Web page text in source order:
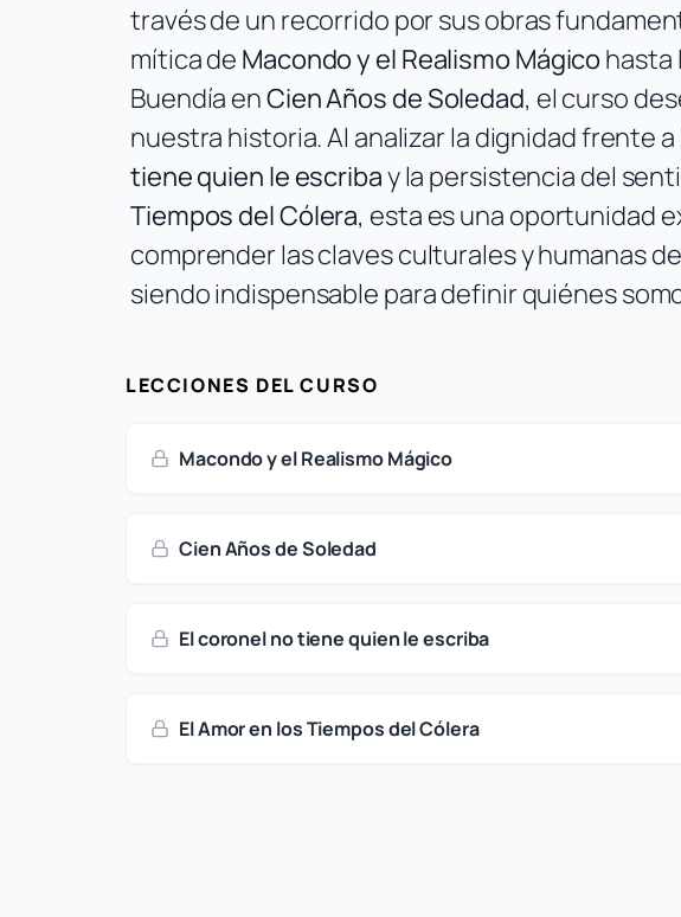
través de un recorrido por sus obras
mítica de Macondo y el Realismo Mágico hasta
Buendía enCien Años de Soledad, el curso
nuestra historia. Al analizar la dignidad frente a
tiene quien le escribay la persistencia del
Tiempos del Cólera, esta es una oportunidad
comprender las claves culturales y humanas
siendo indispensable para definir quiénes
LECCIONES DEL CURSO
Macondo y el Realismo Mágico
Cien Años de Soledad
El coronel no tiene quien le escriba
El Amor en los Tiempos del Cólera